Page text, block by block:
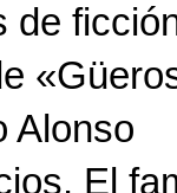
de
Alonso
El